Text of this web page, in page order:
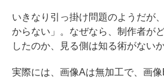
いきなり引っ掛け問題のようだが
からない」。なぜなら、制作者が
したのか、見る側は知る術がないか
実際には、画像Aは無加工で、画